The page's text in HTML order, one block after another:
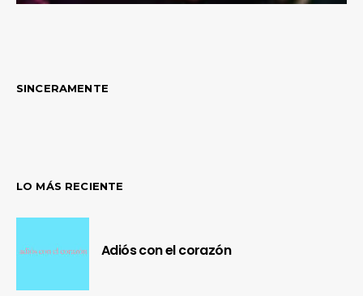
SINCERAMENTE
LO MÁS RECIENTE
Adiós con el corazón